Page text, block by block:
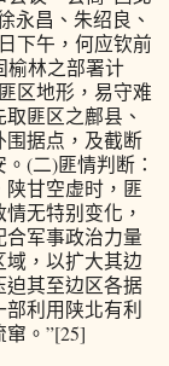
永昌、朱绍良、
下午，何应钦前
榆林之部署计
区地形，易守难
匪区之鄜县、
围据点，及截断
(二)匪情判断：
甘空虚时，匪
无特别变化，
军事政治力量
，以扩大其边
迫其至边区各据
利用陕北有利
。”[25]